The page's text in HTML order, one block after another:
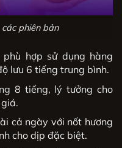
phiên bản
hợp sử dụng hàng
lưu 6 tiếng trung bình.
8 tiếng, lý tưởng cho
cả ngày với nốt hương
cho dịp đặc biệt.